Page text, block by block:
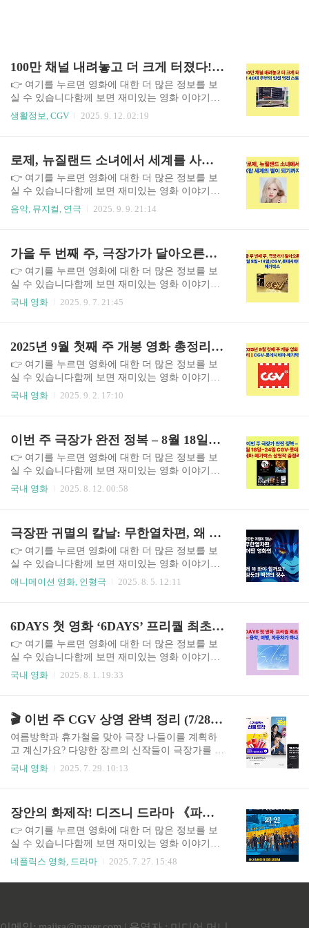
100만 채널 내려놓고 더 크게 터졌다! 40대 주부의 인생 역전 스토리
👉 여기를 누르면 영화에 대한 더 많은 정보를 보
실 수 있습니다함께 보면 재미있는 영화 이야기넷
플릭스 영화 추천부터 한국 영화 리뷰, 숨겨진 명작
들이 부러워하던 삶을 살던 한 40대 주부가 있었습
니다.하지만 세상은 언제나 변하고, 플랫폼은 하루
아침에도 판도가 달라질 수 있습니다. 그녀는 키즈
채널을 운영하며 건물까지 살 정도로 성공했지만,
어느 순간 수익이 10분의 1로 급감하며 심각한 위
정적이고 다채로운 수익 구조를 만들어냈습니다.
오늘은 “100만 유튜버에서..
생활정보, CGV 2025. 9. 12. 02:19
로제, 뉴질랜드 소녀에서 세계를 사로잡은 K팝 아이콘으로
👉 여기를 누르면 영화에 대한 더 많은 정보를 보
실 수 있습니다함께 보면 재미있는 영화 이야기넷
플릭스 영화 추천부터 한국 영화 리뷰, 숨겨진 명작
랜드 오클랜드에서 태어나 어린 시절을 보냈습니
다. 어린 나이부터 노래를 좋아했고, 교회 합창단에
서 찬송가를 부르며 음악적 감각을 키웠습니다. 이
후 호주 멜버른으로 이주하면서 학창 시절을 보내
게 되었는데, 이때 피아노와 기타를 연주하며 본격
제가 노래할 때마다 특별한 울림을 느꼈다고 회상
합니다. 음악은 그녀에게 단순한 ..
음악, 뮤지컬, 연극 2025. 9. 9. 21:14
가을 두 번째 주, 극장가가 달아오른다 (9월 8일~14일)CGV,롯데시네마 , 메가박스
👉 여기를 누르면 영화에 대한 더 많은 정보를 보
실 수 있습니다함께 보면 재미있는 영화 이야기넷
플릭스 영화 추천부터 한국 영화 리뷰, 숨겨진 명작
찾기 좋은 계절이 돌아왔습니다. 이번 주(9월 8일~
14일)는 세 멀티플렉스 체인인 CGV·롯데시네마·메
가박스에서 풍성한 상영작이 관객을 기다립니다.
더구나 정부가 지원하는 영화 관람 할인권 6,000원
권 배포가 시작되면서, 영화 팬들의 발걸음이 더욱
오전 10시부터 총 188만 장의 영화 관람 할인권을
배포합니다...
국내 영화 2025. 9. 7. 21:45
2025년 9월 첫째 주 개봉 영화 총정리 | CGV·롯데시네마·메가박스
👉 여기를 누르면 영화에 대한 더 많은 정보를 보
실 수 있습니다함께 보면 재미있는 영화 이야기넷
플릭스 영화 추천부터 한국 영화 리뷰, 숨겨진 명작
주(9월 1일~9월 7일)는 유난히 다양한 장르의 영화
들이 개봉을 앞두고 있어 영화 팬들의 기대가 커지
고 있습니다. 공포, 스릴러, 로맨스, 드라마, 애니메
이션까지 고르게 포진해 관객의 선택 폭이 넓어졌
습니다. 특히 CGV, 롯데시네마, 메가박스에서 모두
주 개봉작들을 정리하고, 영화별 특징과 관람 포인
트를 자세히 소개해..
국내 영화 2025. 9. 2. 17:10
이번 주 극장가 완전 정복 – 8월 18일~24일 CGV·롯데시네마·메가박스 상영작 총정리
👉 여기를 누르면 영화에 대한 더 많은 정보를 보
실 수 있습니다함께 보면 재미있는 영화 이야기넷
플릭스 영화 추천부터 한국 영화 리뷰, 숨겨진 명작
가 시즌이 겹치는 지금, 전국 영화관에서는 다양한
장르의 화제작과 기대작이 관객을 기다립니다.특
히 이번 주에는 팬들의 폭발적인 관심을 모으는 애
니메이션 대작부터, 웃음과 감동을 전하는 가족 영
화, 스릴 넘치는 액션과 스포츠 드라마까지 풍성한
날: 무한성편’입니다. 개봉 전임에도 불구하고 예
매율 48%를 기록하며, 이미..
국내 영화 2025. 8. 12. 00:58
극장판 귀멸의 칼날: 무한열차편, 왜 꼭 봐야 할까요? 감동과 액션의 정수
👉 여기를 누르면 영화에 대한 더 많은 정보를 보
실 수 있습니다함께 보면 재미있는 영화 이야기넷
플릭스 영화 추천부터 한국 영화 리뷰, 숨겨진 명작
동시에 전하는 애니메이션 영화입니다. LiSA의 주
제가 ‘잔혹한 밤에 빛나라’가 더해져 감정선을 더
욱 풍부하게 만들며, 시리즈의 정수를 한 편에 담았
습니다.목차극장판 귀멸의 칼날: 무한열차편, 어떤
영화인가요?무한열차 안에서 펼쳐지는 이야기LiS
히 감동할 수 있는 이유마무리하며: 이 영화가 남기
는 메시지극장판 귀멸의 칼..
애니메이션 영화, 인형극 2025. 8. 5. 12:11
6DAYS 첫 영화 ‘6DAYS’ 프리퀄 최초 공개 – 음악, 여행, 자동차가 하나로! 음악과 이동의 결합
👉 여기를 누르면 영화에 대한 더 많은 정보를 보
실 수 있습니다함께 보면 재미있는 영화 이야기넷
플릭스 영화 추천부터 한국 영화 리뷰, 숨겨진 명작
화 ‘6 DAYS’의 프리퀄을 전격 공개하며 팬들의 이
목을 집중시키고 있습니다. 콘서트, 방송 활동으로
바쁜 나날을 보내고 있는 멤버들이지만, 이 프리퀄
영상에서는 무대 위의 아티스트가 아닌, 일상 속 여
행자로서의 모습을 생생하게 담아냈습니다. 영상
속에는 멤버들 간의 자연스러운 대화, 여행 준비 과
AYS’, 프리퀄로 시작된 여정멤버들이 직접 밝힌 여
행 루틴과 ..
국내 영화 2025. 8. 1. 19:33
🎬 이번 주 CGV 상영 완벽 정리 (7/28~8/3) – 영화별 추천관, 상영시간표까지!
여름방학과 휴가철을 맞아 극장 나들이를 계획하
고 계신가요? 다양한 장르의 신작들이 극장가를 가
득 채운 요즘, 어떤 영화를 어떤 상영관에서 봐야
합한 상영관 종류와 시간표를 함께 정리했으니, 영
화 선택부터 예매까지 한눈에 확인해 보세요.이번
주 CGV 상영 완벽 정리목차이번 주 CGV 주요 상
영작 소개영화별 추천 상영관 정리CGV 특별관 종
류별 특징영화별 추천 상영 시간표관람 전 유용한
팁과 혜택마무리 및 예매 가이드 〈2025 슈퍼맨〉
독의 〈슈퍼맨〉은..
국내 영화 2025. 7. 29. 10:13
장안의 화제작! 디즈니 드라마 《파인: 촌뜨기들》 1화, 2화,3화,4화,5화, 예고편 6~7화
👉 여기를 누르면 영화에 대한 더 많은 정보를 보
실 수 있습니다함께 보면 재미있는 영화 이야기넷
플릭스 영화 추천부터 한국 영화 리뷰, 숨겨진 명작
프에서 계속 확인하실 수 있습니다.“이 드라마, 시
들》 1화는 신안 앞바다에 잠긴 보물선을 둘러싸
네플릭스 영화, 드라마 2025. 7. 27. 15:48